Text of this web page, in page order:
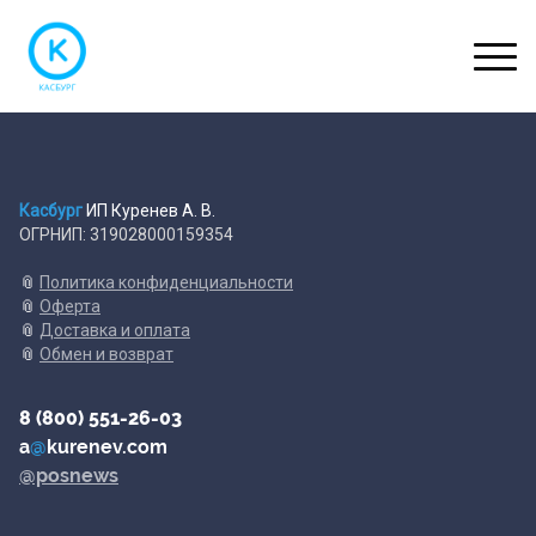
Касбург ИП Куренев А. В.
ОГРНИП: 319028000159354
📎 Политика конфиденциальности
📎 Оферта
📎 Доставка и оплата
📎 Обмен и возврат
8 (800) 551-26-03
a@kurenev.com
@posnews